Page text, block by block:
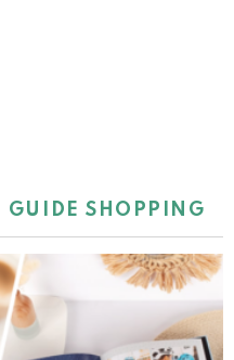
GUIDE SHOPPING